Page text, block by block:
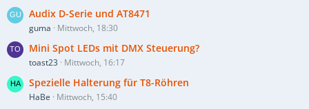
Audix D-Serie und AT8471
guma Mittwoch, 18:30
Mini Spot LEDs mit DMX Steuerung?
toast23 Mittwoch, 16:17
Spezielle Halterung für T8-Röhren
HaBe Mittwoch, 15:40